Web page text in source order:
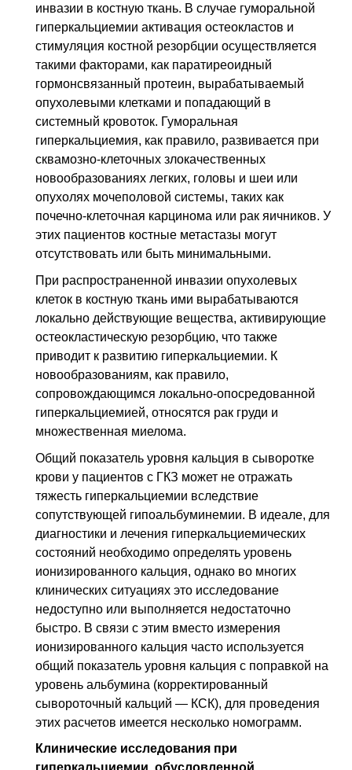
инвазии в костную ткань. В случае гуморальной
гиперкальциемии активация остеокластов и
стимуляция костной резорбции осуществляется
такими факторами, как паратиреоидный
гормонсвязанный протеин, вырабатываемый
опухолевыми клетками и попадающий в
системный кровоток. Гуморальная
гиперкальциемия, как правило, развивается при
сквамозно-клеточных злокачественных
новообразованиях легких, головы и шеи или
опухолях мочеполовой системы, таких как
почечно-клеточная карцинома или рак яичников. У
этих пациентов костные метастазы могут
отсутствовать или быть минимальными.
При распространенной инвазии опухолевых
клеток в костную ткань ими вырабатываются
локально действующие вещества, активирующие
остеокластическую резорбцию, что также
приводит к развитию гиперкальциемии. К
новообразованиям, как правило,
сопровождающимся локально-опосредованной
гиперкальциемией, относятся рак груди и
множественная миелома.
Общий показатель уровня кальция в сыворотке
крови у пациентов с ГКЗ может не отражать
тяжесть гиперкальциемии вследствие
сопутствующей гипоальбуминемии. В идеале, для
диагностики и лечения гиперкальциемических
состояний необходимо определять уровень
ионизированного кальция, однако во многих
клинических ситуациях это исследование
недоступно или выполняется недостаточно
быстро. В связи с этим вместо измерения
ионизированного кальция часто используется
общий показатель уровня кальция с поправкой на
уровень альбумина (корректированный
сывороточный кальций — КСК), для проведения
этих расчетов имеется несколько номограмм.
Клинические исследования при